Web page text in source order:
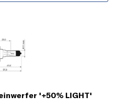
'+50% LIGHT'